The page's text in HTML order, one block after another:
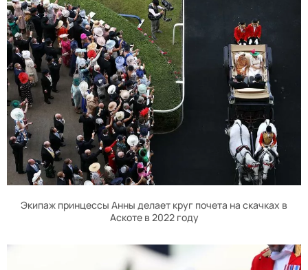
Экипаж принцессы Анны делает круг почета на скачках в
Аскоте в 2022 году